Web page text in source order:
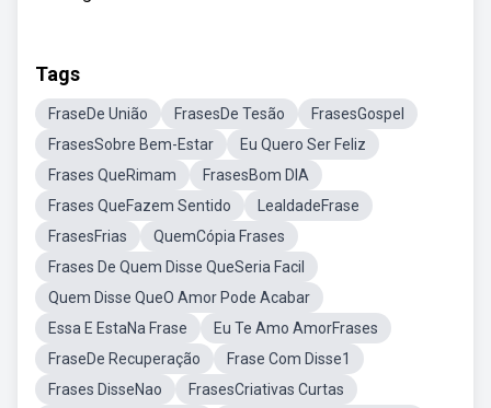
Tags
FraseDe União FrasesDe Tesão
FrasesGospel
FrasesSobre Bem-Estar
Eu Quero Ser Feliz
Frases QueRimam
FrasesBom DIA
Frases QueFazem Sentido
LealdadeFrase
FrasesFrias
QuemCópia Frases
Frases De Quem Disse QueSeria Facil
Quem Disse QueO Amor Pode Acabar
Essa E EstaNa Frase
Eu Te Amo AmorFrases
FraseDe Recuperação
Frase Com Disse1
Frases DisseNao
FrasesCriativas Curtas